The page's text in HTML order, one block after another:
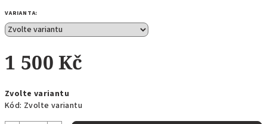
VARIANTA:
1 500 Kč
cena:
Zvolte variantu
Kód: Zvolte variantu